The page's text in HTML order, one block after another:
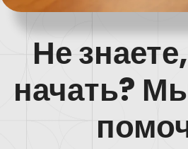
Не
начать?